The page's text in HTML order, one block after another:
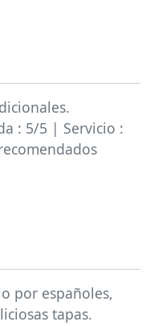
: 5/5 | Servicio :
por españoles,
tapas.